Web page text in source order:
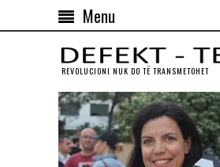
Menu
REVOLUCIONI NUK DO TЁ TRANSMETOHET